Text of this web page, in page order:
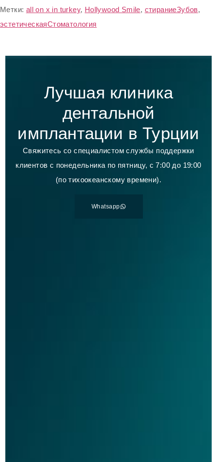
Метки: all on x in turkey, Hollywood Smile, стираниеЗубов,
эстетическаяСтоматология
Лучшая клиника
дентальной
имплантации в Турции
Свяжитесь со специалистом службы поддержки
клиентов с понедельника по пятницу, с 7:00 до 19:00
(по тихоокеанскому времени).
Whatsapp